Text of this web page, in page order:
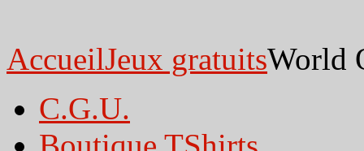
AccueilJeux gratuitsWorld
C.G.U.